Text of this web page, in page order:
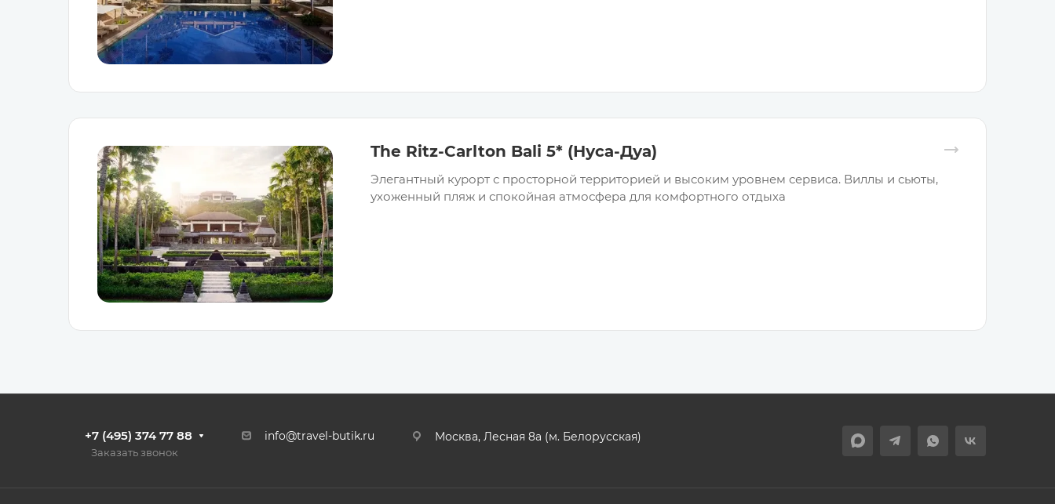
The Ritz-Carlton Bali 5* (Нуса-Дуа)
Элегантный курорт с просторной территорией и высоким уровнем сервиса. Виллы и сьюты,
ухоженный пляж и спокойная атмосфера для комфортного отдыха
+7 (495) 374 77 88
Заказать звонок
info@travel-butik.ru Москва, Лесная 8а (м. Белорусская)